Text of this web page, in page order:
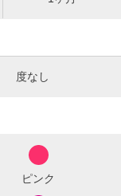
度なし
ピンク